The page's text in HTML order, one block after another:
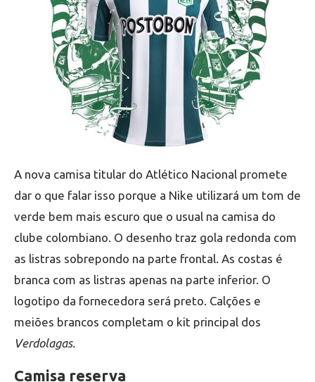
A nova camisa titular do Atlético Nacional promete
dar o que falar isso porque a Nike utilizará um tom de
verde bem mais escuro que o usual na camisa do
clube colombiano. O desenho traz gola redonda com
as listras sobrepondo na parte frontal. As costas é
branca com as listras apenas na parte inferior. O
logotipo da fornecedora será preto. Calções e
meiões brancos completam o kit principal dos
Verdolagas.
Camisa reserva